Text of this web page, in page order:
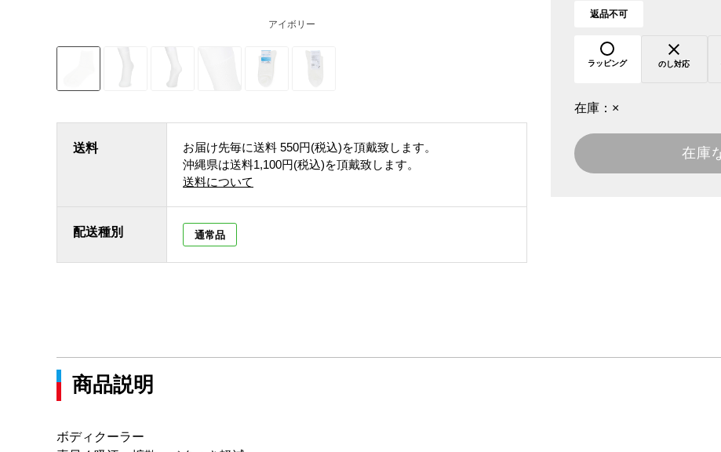
アイボリー
送料 お届け先毎に送料 550円(税込)を頂戴致します。
沖縄県は送料1,100円(税込)を頂戴致します。
送料について
配送種別 通常品
返品不可
ラッピング のし対応
在庫： ×
在庫
商品説明
ボディクーラー